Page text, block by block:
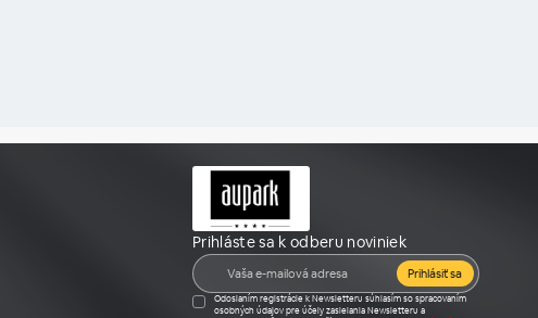
Prihláste sa k odberu noviniek
Prihlásiť sa
Odoslaním registrácie k Newsletteru súhlasím so spracovaním
osobných údajov pre účely zasielania Newsletteru a